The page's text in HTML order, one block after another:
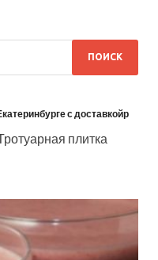
с доставкойр
плитка